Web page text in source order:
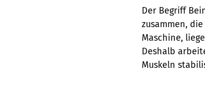
Der Begriff
zusammen,
Maschine,
Deshalb
Muskeln